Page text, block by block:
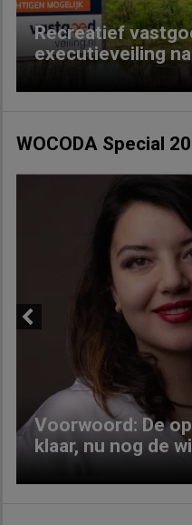
Recreatief
executieveiling
WOCODA Special
Voorwoord: De
klaar, nu nog de